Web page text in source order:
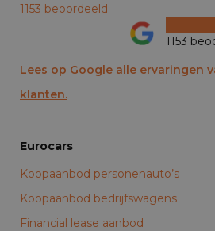
1153 beoordeeld
1153
Lees op Google alle ervaringen
klanten.
Eurocars
Koopaanbod personenauto’s
Koopaanbod bedrijfswagens
Financial lease aanbod